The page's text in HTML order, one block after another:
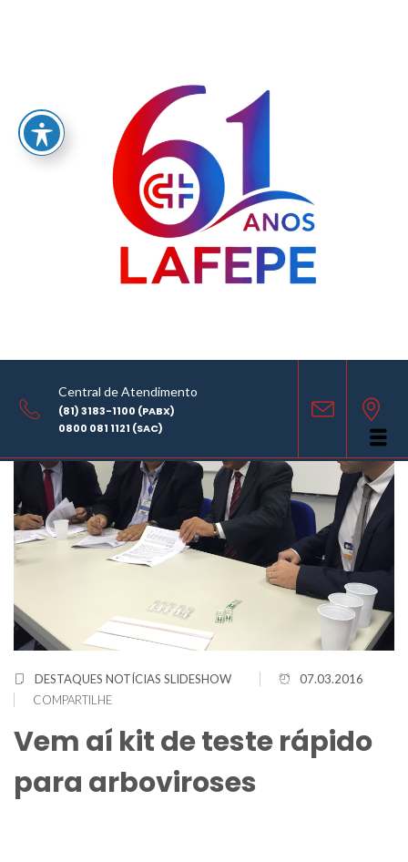
Central de Atendimento
(81) 3183-1100 (PABX)
0800 081 1121 (SAC)
Home/ Vem aí kit de teste rápido para arboviroses
DESTAQUES NOTÍCIAS SLIDESHOW
07.03.2016
COMPARTILHE
Vem aí kit de teste rápido
para arboviroses